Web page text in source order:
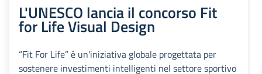
L'UNESCO lancia il concorso Fit
for Life Visual Design
“Fit For Life” è un'iniziativa globale progettata per
sostenere investimenti intelligenti nel settore sportivo